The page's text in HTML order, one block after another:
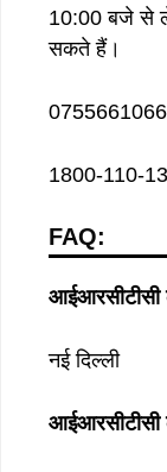
10:00 बजे से
सकते हैं।
1800-110-
FAQ:
आईआरसीटीसी
नई दिल्ली
आईआरसीटीसी